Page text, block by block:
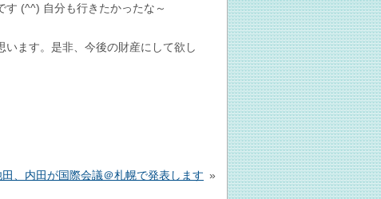
す (^^) 自分も行きたかったな～
ます。是非、今後の財産にして欲し
、内田が国際会議＠札幌で発表します